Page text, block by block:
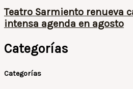
Teatro Sarmiento renueva
intensa agenda en agosto
Categorías
Categorías